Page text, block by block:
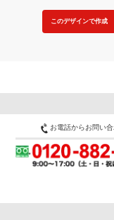
このデザインで作成
お電話からお問い